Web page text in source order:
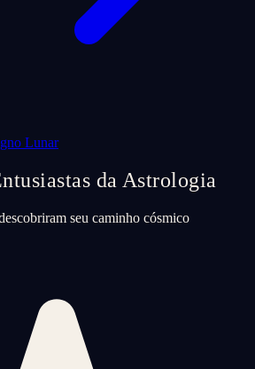
Lunar
da Astrologia
seu caminho cósmico